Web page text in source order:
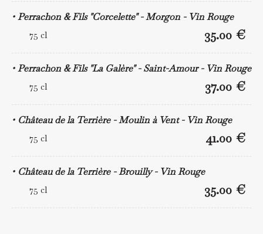
Perrachon & Fils "Corcelette" - Morgon - Vin Rouge
75 cl 35.00 €
Perrachon & Fils "La Galère" - Saint-Amour - Vin Rouge
75 cl 37.00 €
Château de la Terrière - Moulin à Vent - Vin Rouge
75 cl 41.00 €
Château de la Terrière - Brouilly - Vin Rouge
75 cl 35.00 €